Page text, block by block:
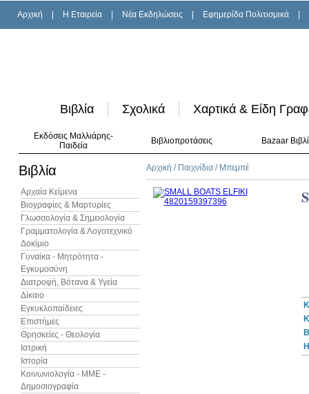
Αρχική H Εταιρεία Νέα Εκδηλώσεις Εφημερίδα Πολιτισμικά
Βιβλία Σχολικά Χαρτικά & Είδη
Εκδόσεις Μαλλιάρης-
Παιδεία
Βιβλιοπροτάσεις Bazaar
Βιβλία
Αρχαία Κείμενα
Βιογραφίες & Μαρτυρίες
Γλωσσολογία & Σημειολογία
Γραμματολογία & Λογοτεχνικό
Δοκίμιο
Γυναίκα - Μητρότητα -
Εγκυμοσύνη
Διατροφή, Βότανα & Υγεία
Δίκαιο
Εγκυκλοπαίδειες
Επιστήμες
Θρησκείες - Θεολογία
Ιατρική
Ιστορία
Κοινωνιολογία - ΜΜΕ -
Δημοσιογραφία
Αρχική / Παιχνίδια / Μπεμπέ